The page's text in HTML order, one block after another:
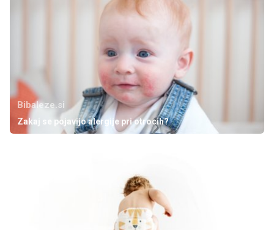
Bibaleze.si
Zakaj se pojavijo alergije pri otrocih?